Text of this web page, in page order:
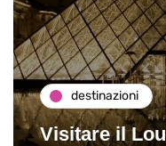
destinazioni
Visitare il